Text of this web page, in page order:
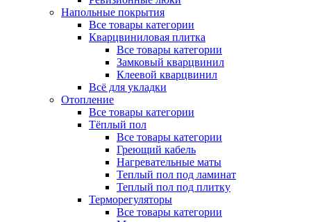
Напольные покрытия
Все товары категории
Кварцвиниловая плитка
Все товары категории
Замковый кварцвинил
Клеевой кварцвинил
Всё для укладки
Отопление
Все товары категории
Тёплый пол
Все товары категории
Греющий кабель
Нагревательные маты
Теплый пол под ламинат
Теплый пол под плитку
Терморегуляторы
Все товары категории